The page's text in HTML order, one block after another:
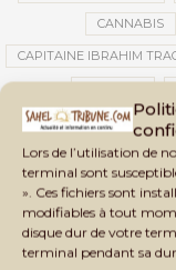
Lors de l’utilisation de
terminal sont
». Ces fichiers sont
modifiables à tout
disque dur de votre
terminal pendant sa
CANNABIS
CAPITAINE IBRAHIM
CARTE D’IDENTITÉ
CASABLANCA
CATASTROPHES
CAUTION 10 000 DOLLARS
CEDEAO CÉDÉAO